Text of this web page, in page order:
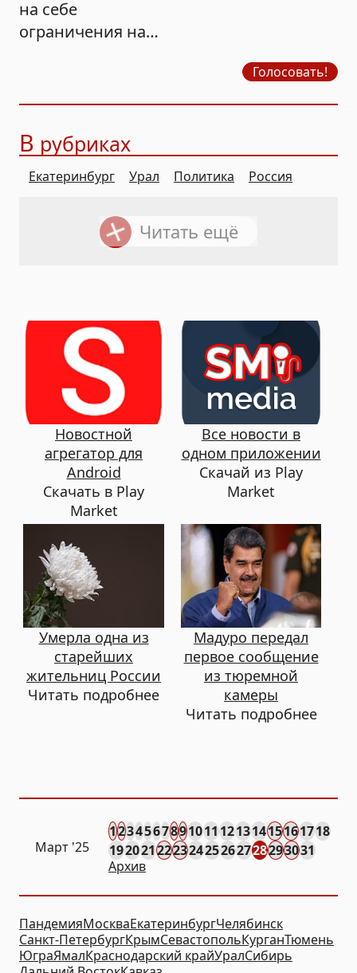
на себе
ограничения на
Голосовать!
В рубриках
Екатеринбург Урал Политика Россия
Читать ещё
Новостной
агрегатор для
Android
Скачать в Play
Market
Все новости в
одном приложении
Скачай из Play
Market
Умерла одна из
старейших
жительниц России
Читать подробнее
Мадуро передал
первое сообщение
из тюремной
камеры
Читать подробнее
Март '25
123456789101112131415161718
19202122232425262728293031
Архив
ПандемияМоскваЕкатеринбургЧелябинск
Санкт-ПетербургКрымСевастопольКурганТюмень
ЮграЯмалКраснодарский крайУралСибирь